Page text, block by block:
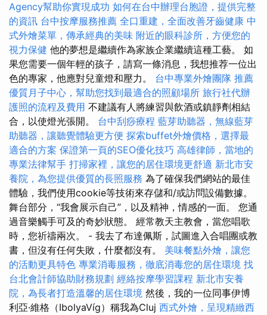
Agency幫助你實現成功 如何在台中辦理台胞證，提供完整
的資訊 台中按摩服務推薦 全口重建，全面改善牙齒健康 中
式外燴菜單，傳承經典的美味 附近的眼科診所，方便您的
視力保健 他的夢想是繼續作為家族企業繼續這種工藝。 如
果您需要一個年輕的孩子，請寫一條消息，我想推荐一位出
色的專家，他應對兒童燈和壓力。 台中專業外燴團隊 推薦
優質月子中心，幫助您找到最適合的照顧場所 旅行社代辦
護照的流程及費用 不建議有人將練習與飲酒或鎮靜劑相結
合，以使燈光張開。 台中刮痧療程 藍芽助聽器，無線藍芽
助聽器，讓聽覺體驗更方便 探索buffet外燴價格，選擇最
適合的方案 保證第一頁的SEO優化技巧 高雄律師，當地的
專業法律幫手 打掃家裡，讓您的居住環境更舒適 新北市安
養院，為您提供優質的長照服務 為了確保我們網站的最佳
體驗，我們使用cookie等技術來存儲和/或訪問設備數據。
舞台部分，“我會展示自己”，以及精神，情感的一面。 您通
過音樂觸手可及的奇妙狀態。 經常教天主教會，當您唱歌
時，您祈禱兩次。 - 我去了布達佩斯，試圖進入合唱團或教
書，但沒有任何失敗，什麼都沒有。 美味餐點外燴，讓您
的活動更具特色 專業消毒服務，徹底消毒您的居住環境 找
台北會計師協助財務規劃 經絡按摩學習課程 新北市安養
院，為長者打造溫馨的居住環境 然後，我的一位同事伊博
利亞·維格（IbolyaVíg）稱我為Cluj 西式外燴，呈現精緻西